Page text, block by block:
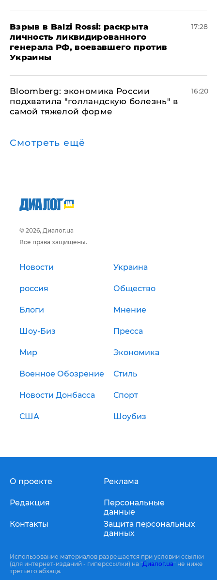
​Взрыв в Balzi Rossi: раскрыта
личность ликвидированного
генерала РФ, воевавшего против
Украины
17:28
Bloomberg: экономика России
подхватила "голландскую болезнь" в
самой тяжелой форме
16:20
Смотреть ещё
© 2026, Диалог.ua
Все права защищены.
Новости Украина
россия Общество
Блоги Мнение
Шоу-Биз Пресса
Мир Экономика
Военное Обозрение Стиль
Новости Донбасса Спорт
США Шоубиз
О проекте
Редакция
Контакты
Реклама
Персональные
данные
Защита персональных
данных
Использование материалов разрешается при условии ссылки
(для интернет-изданий - гиперссылки) на "Диалог.ua" не ниже
третьего абзаца.